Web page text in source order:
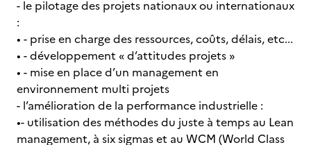
- le pilotage des projets nationaux ou internationaux
:
• - prise en charge des ressources, coûts, délais, etc...
• - développement « d’attitudes projets »
• - mise en place d’un management en
environnement multi projets
- l’amélioration de la performance industrielle :
•- utilisation des méthodes du juste à temps au Lean
management, à six sigmas et au WCM (World Class